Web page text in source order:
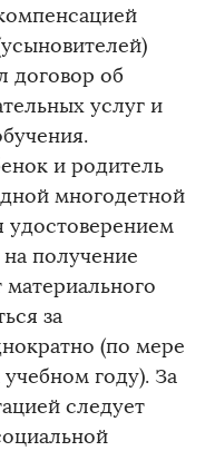
договор об
услуг и
и родитель
многодетной
удостоверением
получение
за
(по мере
году). За
следует